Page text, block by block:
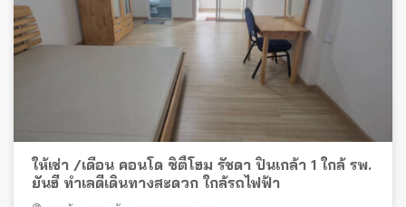
ให้เช่า /เดือน คอนโด ซิตี้โฮม รัชดา ปิ่นเกล้า 1 ใกล้ รพ.
ยันฮี ทำเลดีเดินทางสะดวก ใกล้รถไฟฟ้า